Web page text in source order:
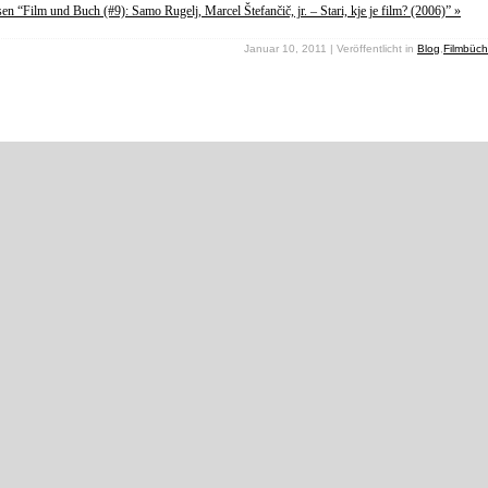
“Film und Buch (#9): Samo Rugelj, Marcel Štefančič, jr. – Stari, kje je film? (2006)” »
Januar 10, 2011 | Veröffentlicht in Blog